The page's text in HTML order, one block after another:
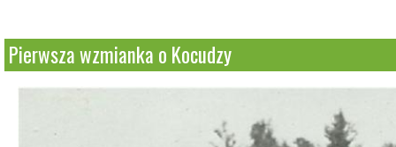
Pierwsza wzmianka o Kocudzy